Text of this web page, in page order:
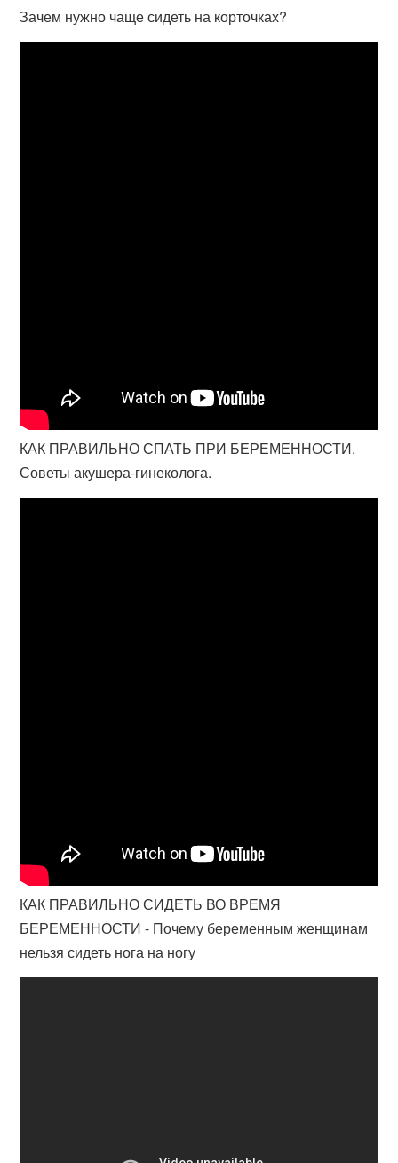
Зачем нужно чаще сидеть на корточках?
КАК ПРАВИЛЬНО СПАТЬ ПРИ БЕРЕМЕННОСТИ.
Советы акушера-гинеколога.
КАК ПРАВИЛЬНО СИДЕТЬ ВО ВРЕМЯ
БЕРЕМЕННОСТИ - Почему беременным женщинам
нельзя сидеть нога на ногу